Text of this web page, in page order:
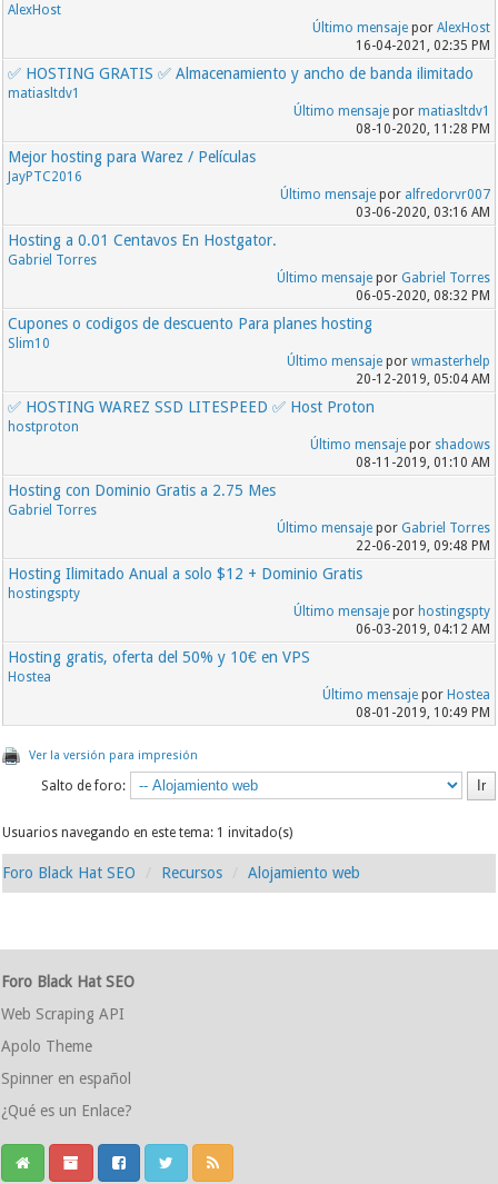
AlexHost
Último mensajepor AlexHost
16-04-2021, 02:35 PM
✅ HOSTING GRATIS ✅ Almacenamiento y ancho de banda ilimitado
matiasltdv1
Último mensajepor matiasltdv1
08-10-2020, 11:28 PM
Mejor hosting para Warez / Películas
JayPTC2016
Último mensajepor alfredorvr007
03-06-2020, 03:16 AM
Hosting a 0.01 Centavos En Hostgator.
Gabriel Torres
Último mensajepor Gabriel Torres
06-05-2020, 08:32 PM
Cupones o codigos de descuento Para planes hosting
Slim10
Último mensajepor wmasterhelp
20-12-2019, 05:04 AM
✅ HOSTING WAREZ SSD LITESPEED ✅ Host Proton
hostproton
Último mensajepor shadows
08-11-2019, 01:10 AM
Hosting con Dominio Gratis a 2.75 Mes
Gabriel Torres
Último mensajepor Gabriel Torres
22-06-2019, 09:48 PM
Hosting Ilimitado Anual a solo $12 + Dominio Gratis
hostingspty
Último mensajepor hostingspty
06-03-2019, 04:12 AM
Hosting gratis, oferta del 50% y 10€ en VPS
Hostea
Último mensajepor Hostea
08-01-2019, 10:49 PM
Ver la versión para impresión
Salto de foro:
Usuarios navegando en este tema: 1 invitado(s)
Foro Black Hat SEO Recursos Alojamiento web
Foro Black Hat SEO
Web Scraping API
Apolo Theme
Spinner en español
¿Qué es un Enlace?